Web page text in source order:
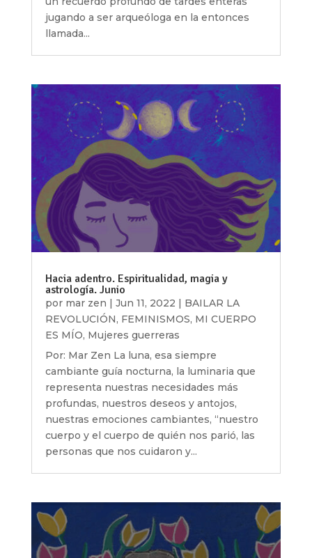
jugando a ser arqueóloga en la entonces
llamada...
Hacia adentro. Espiritualidad, magia y
astrología. Junio
por mar zen | Jun 11, 2022 | BAILAR LA
REVOLUCIÓN, FEMINISMOS, MI CUERPO
ES MÍO, Mujeres guerreras
Por: Mar Zen La luna, esa siempre
cambiante guía nocturna, la luminaria que
representa nuestras necesidades más
profundas, nuestros deseos y antojos,
nuestras emociones cambiantes, “nuestro
cuerpo y el cuerpo de quién nos parió, las
personas que nos cuidaron y...